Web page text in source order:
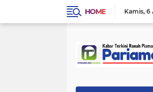
HOME Kamis 6